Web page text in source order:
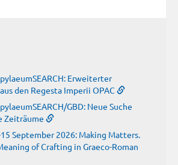
Erweiterter
den Regesta Imperii OPAC
GBD: Neue Suche
Zeiträume
September 2026: Making Matters.
of Crafting in Graeco-Roman